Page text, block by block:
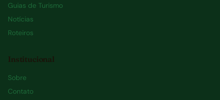
Guias de Turismo
Notícias
Roteiros
Institucional
Sobre
Contato